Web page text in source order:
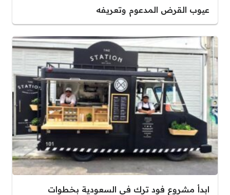
عيوب القرض المدعوم وتعريفه
ابدأ مشروع فود ترك في السعودية بخطوات